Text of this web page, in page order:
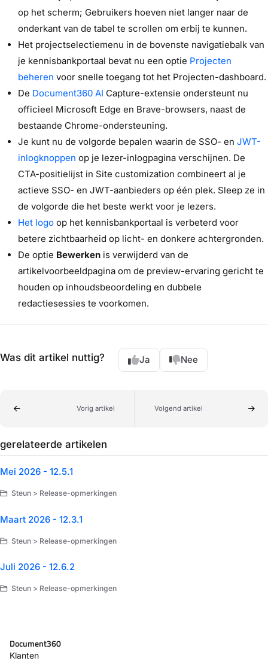
op het scherm; Gebruikers hoeven niet langer naar de
onderkant van de tabel te scrollen om erbij te kunnen.
Het projectselectiemenu in de bovenste navigatiebalk van
je kennisbankportaal bevat nu een optie Projecten
beheren voor snelle toegang tot het Projecten-dashboard.
De Document360 AI Capture-extensie ondersteunt nu
officieel Microsoft Edge en Brave-browsers, naast de
bestaande Chrome-ondersteuning.
Je kunt nu de volgorde bepalen waarin de SSO- en JWT-
inlogknoppen op je lezer-inlogpagina verschijnen. De
CTA-positielijst in Site customization combineert al je
actieve SSO- en JWT-aanbieders op één plek. Sleep ze in
de volgorde die het beste werkt voor je lezers.
Het logo op het kennisbankportaal is verbeterd voor
betere zichtbaarheid op licht- en donkere achtergronden.
De optie Bewerken is verwijderd van de
artikelvoorbeeldpagina om de preview-ervaring gericht te
houden op inhoudsbeoordeling en dubbele
redactiesessies te voorkomen.
Was dit artikel nuttig? Ja Nee
Vorig artikel Volgend artikel
gerelateerde artikelen
Mei 2026 - 12.5.1
Steun > Release-opmerkingen
Maart 2026 - 12.3.1
Steun > Release-opmerkingen
Juli 2026 - 12.6.2
Steun > Release-opmerkingen
Document360
Klanten